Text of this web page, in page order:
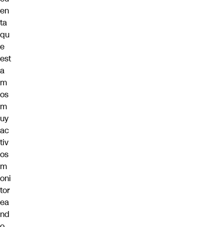
en
ta
qu
e
est
a
m
os
m
uy
ac
tiv
os
m
oni
tor
ea
nd